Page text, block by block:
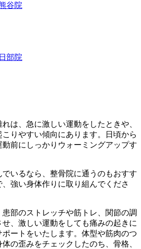
谷院
部院
は、急に激しい運動をしたときや、
りやすい傾向にあります。日頃から
前にしっかりウォーミングアップす
いるなら、整骨院に通うのもおすす
強い身体作りに取り組んでくださ
患部のストレッチや筋トレ、関節の調
、激しい運動をしても痛みの起きに
ポートをいたします。体型や筋肉のつ
の歪みをチェックしたのち、骨格、